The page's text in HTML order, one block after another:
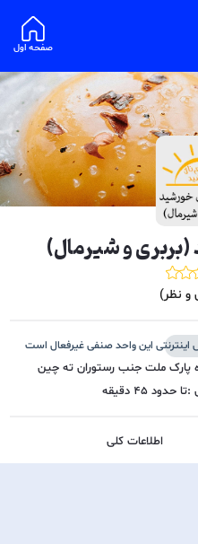
صفحه اول
و شیرمال)
و نظر)
این واحد صنفی غیرفعال است
پارک ملت جنب رستوران ته چین
:تا حدود 45 دقیقه
اطلاعات کلی